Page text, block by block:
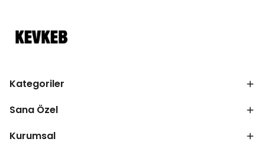
Kategoriler
Sana Özel
Kurumsal